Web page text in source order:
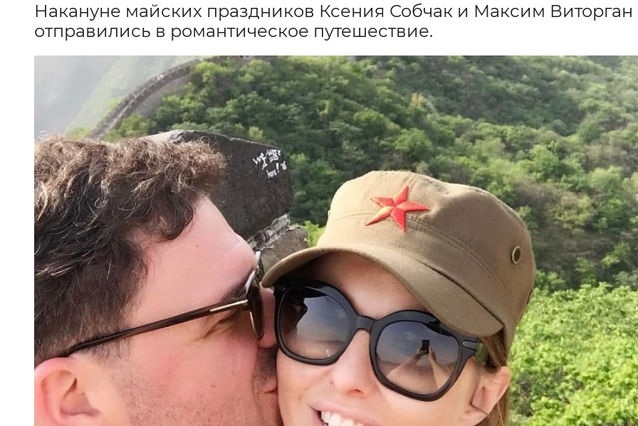
Накануне майских праздников Ксения Собчак и Максим Виторган
отправились в романтическое путешествие.